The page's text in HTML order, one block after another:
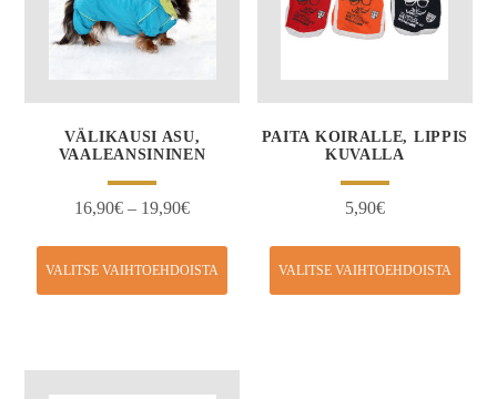
VÄLIKAUSI ASU,
VAALEANSININEN
16,90€ – 19,90€
VALITSE VAIHTOEHDOISTA
PAITA KOIRALLE, LIPPIS
KUVALLA
5,90€
VALITSE VAIHTOEHDOISTA